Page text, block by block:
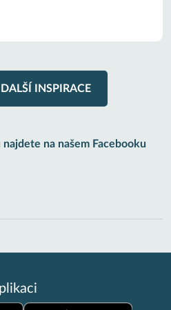
INSPIRACE
na našem Facebooku